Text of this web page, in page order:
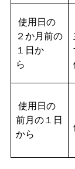
使用日の
２か月前の
１日か
ら
使用日の
前月の１日
から